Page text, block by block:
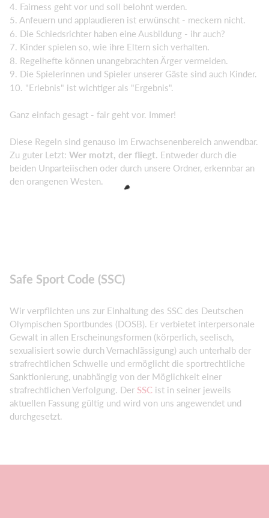
4. Fairness geht vor und soll belohnt werden.
5. Anfeuern und applaudieren ist erwünscht - meckern nicht.
6. Die Schiedsrichter haben eine Ausbildung - ihr auch?
7. Kinder spielen so, wie ihre Eltern sich verhalten.
8. Regelhefte können unangebrachten Ärger vermeiden.
9. Die Spielerinnen und Spieler unserer Gäste sind auch Kinder.
10. "Erlebnis" ist wichtiger als "Ergebnis".
Ganz einfach gesagt - fair geht vor. Immer!
Diese Regeln sind genauso im Erwachsenenbereich anwendbar.
Zu guter Letzt: Wer motzt, der fliegt Entweder durch die
beiden Unparteiischen oder durch unsere Ordner, erkennbar an
den orangenen Westen.
Safe Sport Code (SSC)
Wir verpflichten uns zur Einhaltung des SSC des Deutschen
Olympischen Sportbundes (DOSB). Er verbietet interpersonale
Gewalt in allen Erscheinungsformen (körperlich, seelisch,
sexualisiert sowie durch Vernachlässigung) auch unterhalb der
strafrechtlichen Schwelle und ermöglicht die sportrechtliche
Sanktionierung, unabhängig von der Möglichkeit einer
strafrechtlichen Verfolgung. Der SSC ist in seiner jeweils
aktuellen Fassung gültig und wird von uns angewendet und
durchgesetzt.